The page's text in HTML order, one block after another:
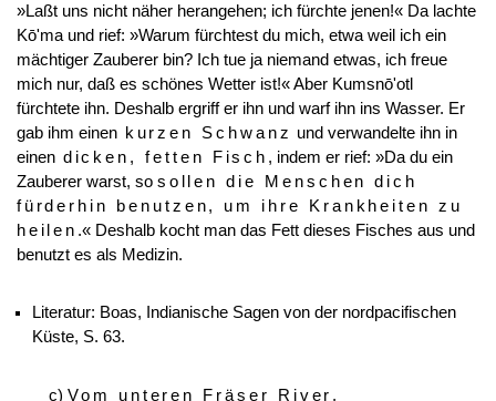
»Laßt uns nicht näher herangehen; ich fürchte jenen!« Da lachte
Kō'ma und rief: »Warum fürchtest du mich, etwa weil ich ein
mächtiger Zauberer bin? Ich tue ja niemand etwas, ich freue
mich nur, daß es schönes Wetter ist!« Aber Kumsnō'otl
fürchtete ihn. Deshalb ergriff er ihn und warf ihn ins Wasser. Er
gab ihm einenkurzen Schwanz und verwandelte ihn in
einendicken, fetten Fisch , indem er rief: »Da du ein
Zauberer warst, so sollen die Menschen dich
fürderhin benutzen, um ihre Krankheiten zu
heilen .« Deshalb kocht man das Fett dieses Fisches aus und
benutzt es als Medizin.
Literatur: Boas, Indianische Sagen von der nordpacifischen
Küste, S. 63.
c) Vom unteren Fräser River .